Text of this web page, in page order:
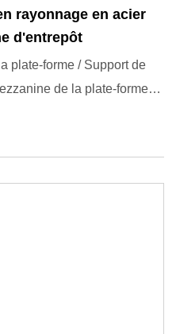
rayonnage en acier
d'entrepôt
plate-forme / Support de
de la plate-forme